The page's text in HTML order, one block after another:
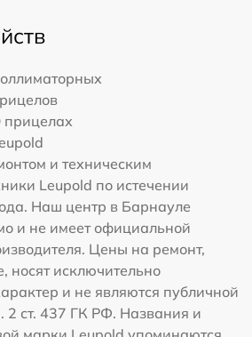
прицелах
и техническим
Leupold по истечении
Наш центр в Барнауле
и не имеет официальной
Цены на ремонт,
носят исключительно
и не являются публичной
2 ст. 437 ГК РФ. Названия и